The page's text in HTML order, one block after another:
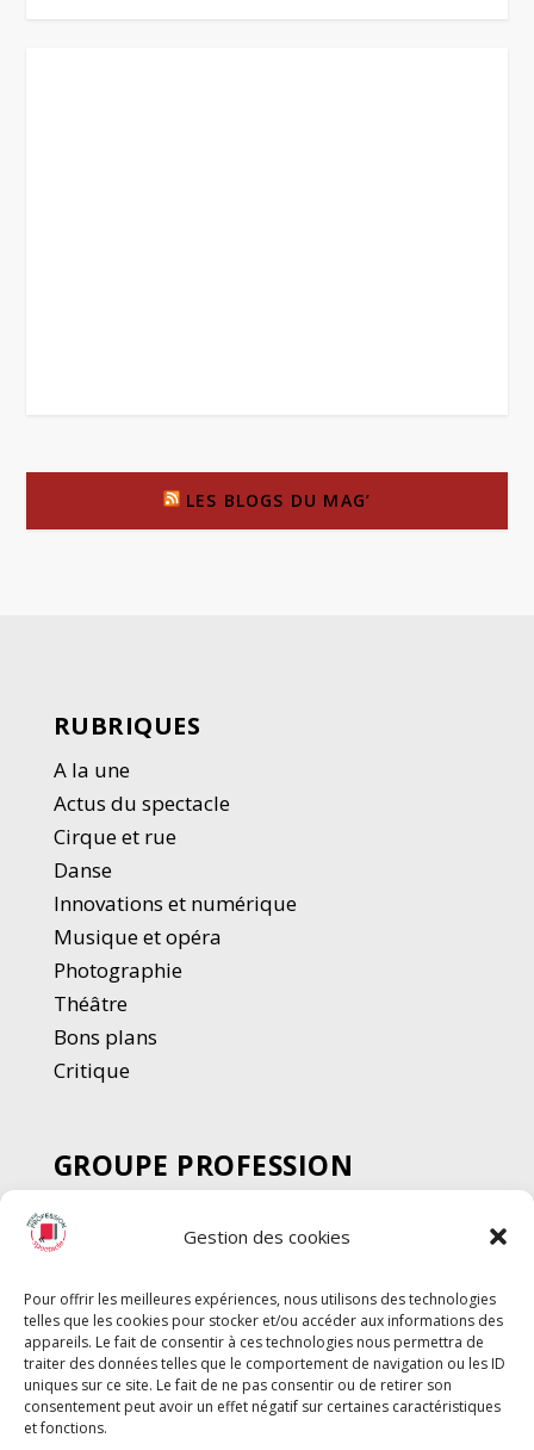
Gestion des cookies
Pour offrir les meilleures expériences, nous utilisons des technologies
telles que les cookies pour stocker et/ou accéder aux informations des
appareils. Le fait de consentir à ces technologies nous permettra de
traiter des données telles que le comportement de navigation ou les ID
uniques sur ce site. Le fait de ne pas consentir ou de retirer son
consentement peut avoir un effet négatif sur certaines caractéristiques
et fonctions.
LES BLOGS DU MAG’
RUBRIQUES
A la une
Actus du spectacle
Cirque et rue
Danse
Innovations et numérique
Musique et opéra
Photographie
Théâtre
Bons plans
Critique
GROUPE PROFESSION
SPECTACLE
Chèque Intermittents
Chèque Compta
Chèque Emploi Spectacle
G-Pods
Profession Audio-visuel